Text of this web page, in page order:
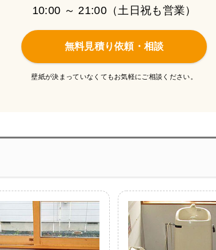
10:00 ～ 21:00（土日祝も営業）
無料見積り依頼・相談
壁紙が決まっていなくてもお気軽にご相談ください。